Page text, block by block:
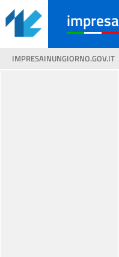
impresa
IMPRESAINUNGIORNO.GOV.IT